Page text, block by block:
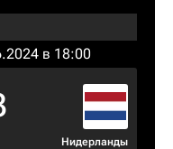
в 18:00
Нидерланды